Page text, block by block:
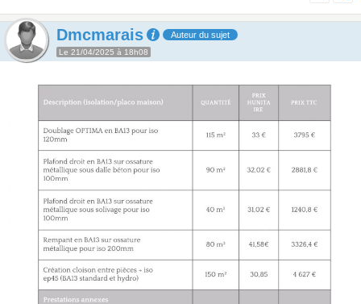
Dmcmarais Auteur du sujet
Le 21/04/2025 à 18h08